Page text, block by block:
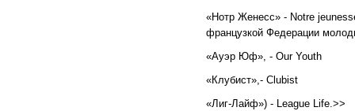
«Нотр Женесс» - Notre
французкой Федерации
«Ауэр Юф», - Our Youth
«Клубист»,- Clubist
«Лиг-Лайф») - League Life.>>